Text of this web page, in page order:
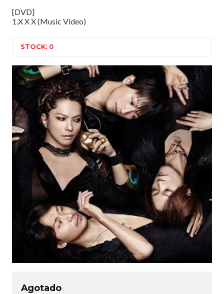
[DVD]
1.X X X (Music Video)
STOCK: 0
Agotado